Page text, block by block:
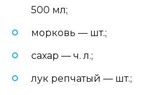
500 мл;
морковь — шт.;
сахар — ч. л.;
лук репчатый — шт.;